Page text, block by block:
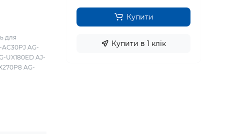
для
AC30PJ AG-
UX180ED AJ-
AG-
Купити
Купити в 1 клік